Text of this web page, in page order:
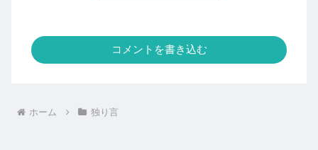
コメントを書き込む
ホーム 独り言